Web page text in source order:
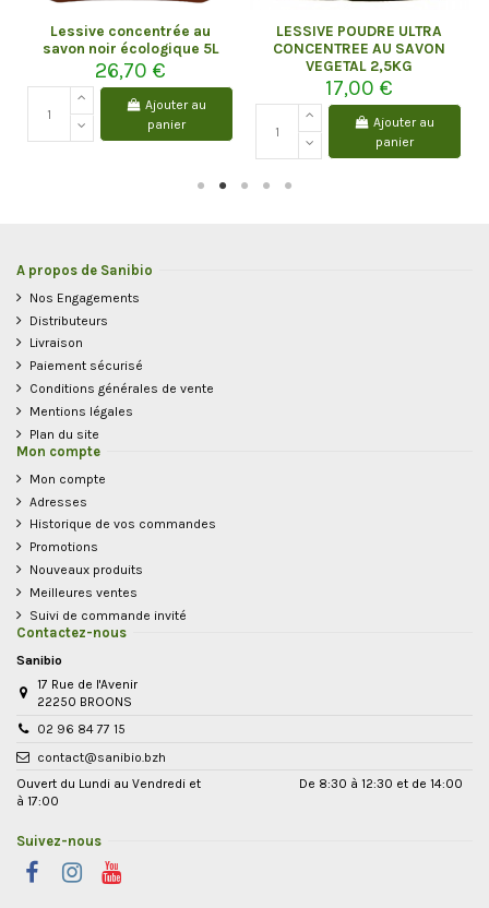
Lessive concentrée au
savon noir écologique 5L
26,70 €
Ajouter au
panier
LESSIVE POUDRE ULTRA
CONCENTREE AU SAVON
VEGETAL 2,5KG
17,00 €
Ajouter au
panier
A propos de Sanibio
Nos Engagements
Distributeurs
Livraison
Paiement sécurisé
Conditions générales de vente
Mentions légales
Plan du site
Mon compte
Mon compte
Adresses
Historique de vos commandes
Promotions
Nouveaux produits
Meilleures ventes
Suivi de commande invité
Contactez-nous
Sanibio
17 Rue de l'Avenir
22250 BROONS
02 96 84 77 15
contact@sanibio.bzh
Ouvert du Lundi au Vendredi et De 8:30 à 12:30 et de 14:00
à 17:00
Suivez-nous